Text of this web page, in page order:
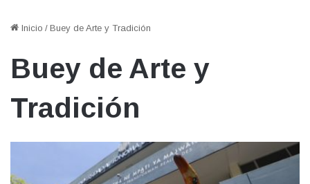
Inicio / Buey de Arte y Tradición
Buey de Arte y
Tradición